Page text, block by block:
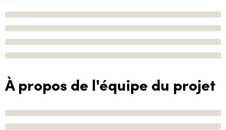
À propos de l'équipe du projet